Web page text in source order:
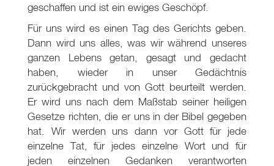
geschaffen und ist ein ewiges Geschöpf.
Für uns wird es einen Tag des Gerichts geben.
Dann wird uns alles, was wir während unseres
ganzen Lebens getan, gesagt und gedacht
haben, wieder in unser Gedächtnis
zurückgebracht und von Gott beurteilt werden.
Er wird uns nach dem Maßstab seiner heiligen
Gesetze richten, die er uns in der Bibel gegeben
hat. Wir werden uns dann vor Gott für jede
einzelne Tat, für jedes einzelne Wort und für
jeden einzelnen Gedanken verantworten